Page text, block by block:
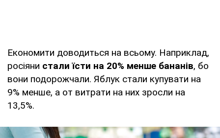
Економити доводиться на всьому. Наприклад,
росіяни стали їсти на 20% менше бананів, бо
вони подорожчали. Яблук стали купувати на
9% менше, а от витрати на них зросли на
13,5%.